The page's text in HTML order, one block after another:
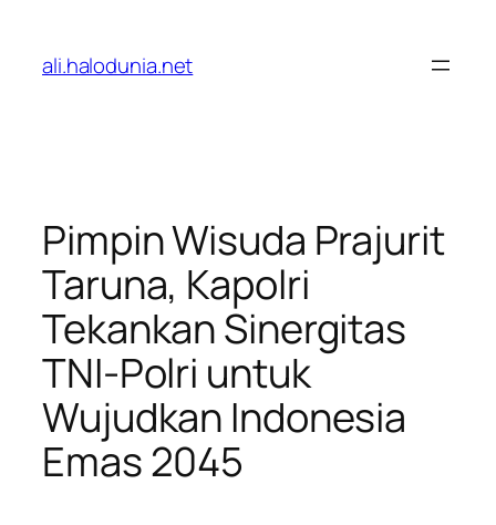
konten
ali.halodunia.net
Pimpin Wisuda Prajurit
Taruna, Kapolri
Tekankan Sinergitas
TNI-Polri untuk
Wujudkan Indonesia
Emas 2045